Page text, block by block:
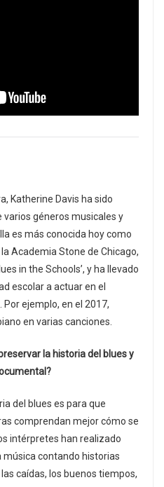
Katherine Davis ha sido
géneros musicales y
es más conocida hoy como
Academia Stone de Chicago,
in the Schools’, y ha llevado
escolar a actuar en el
Por ejemplo, en el 2017,
en varias canciones.
la historia del blues y
del blues es para que
comprendan mejor cómo se
intérpretes han realizado
contando historias
caídas, los buenos tiempos,